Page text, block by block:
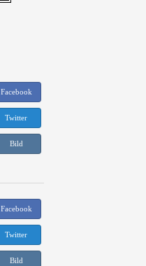
Facebook
Twitter
Bild
Facebook
Twitter
Bild